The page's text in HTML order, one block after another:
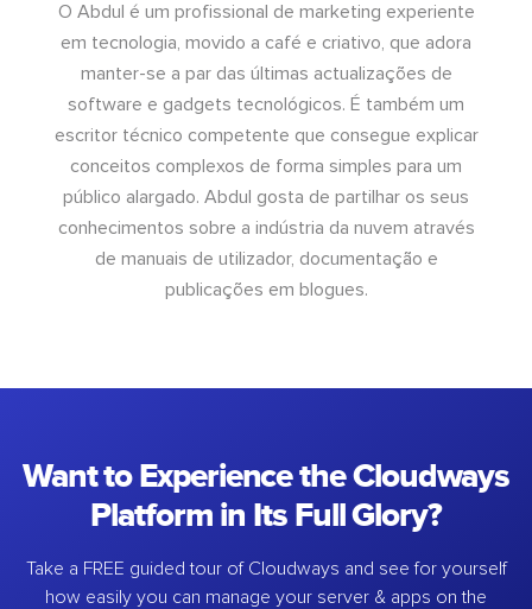
O Abdul é um profissional de marketing experiente
em tecnologia, movido a café e criativo, que adora
manter-se a par das últimas actualizações de
software e gadgets tecnológicos. É também um
escritor técnico competente que consegue explicar
conceitos complexos de forma simples para um
público alargado. Abdul gosta de partilhar os seus
conhecimentos sobre a indústria da nuvem através
de manuais de utilizador, documentação e
publicações em blogues.
Want to Experience the Cloudways
Platform in Its Full Glory?
Take a FREE guided tour of Cloudways and see for yourself
how easily you can manage your server & apps on the